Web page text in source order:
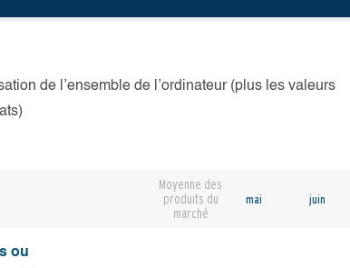
de l’ensemble de l’ordinateur (plus les valeurs
Moyenne des
produits du
marché
mai juin
ou